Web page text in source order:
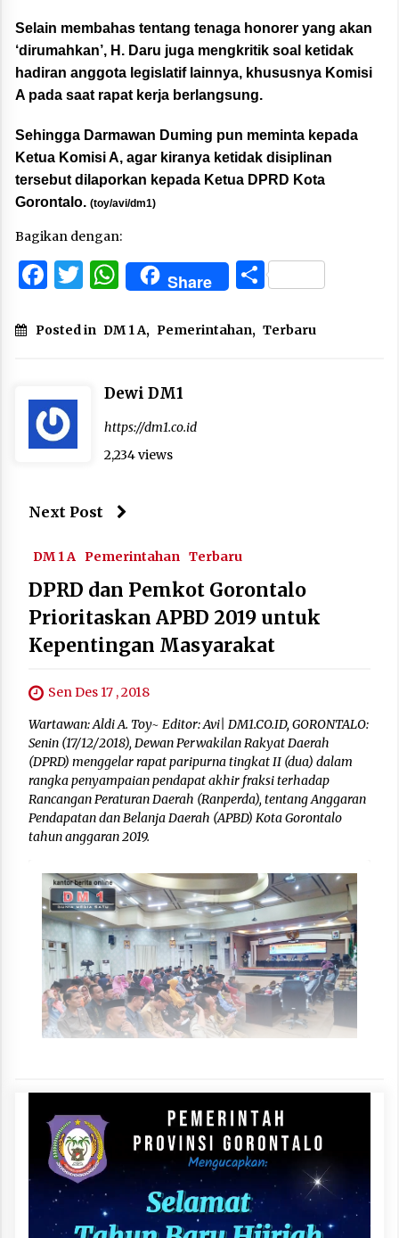
Selain membahas tentang tenaga honorer yang akan
‘dirumahkan’, H. Daru juga mengkritik soal ketidak
hadiran anggota legislatif lainnya, khususnya Komisi
A pada saat rapat kerja berlangsung.
Sehingga Darmawan Duming pun meminta kepada
Ketua Komisi A, agar kiranya ketidak disiplinan
tersebut dilaporkan kepada Ketua DPRD Kota
Gorontalo. (toy/avi/dm1)
Bagikan dengan:
Facebook
Twitter
WhatsApp
Share Share
Posted in DM 1 A, Pemerintahan, Terbaru
Dewi DM1
https://dm1.co.id
2,234 views
Next Post
DM 1 A Pemerintahan Terbaru
DPRD dan Pemkot Gorontalo
Prioritaskan APBD 2019 untuk
Kepentingan Masyarakat
Sen Des 17 , 2018
Wartawan: Aldi A. Toy~ Editor: Avi| DM1.CO.ID, GORONTALO:
Senin (17/12/2018), Dewan Perwakilan Rakyat Daerah
(DPRD) menggelar rapat paripurna tingkat II (dua) dalam
rangka penyampaian pendapat akhir fraksi terhadap
Rancangan Peraturan Daerah (Ranperda), tentang Anggaran
Pendapatan dan Belanja Daerah (APBD) Kota Gorontalo
tahun anggaran 2019.